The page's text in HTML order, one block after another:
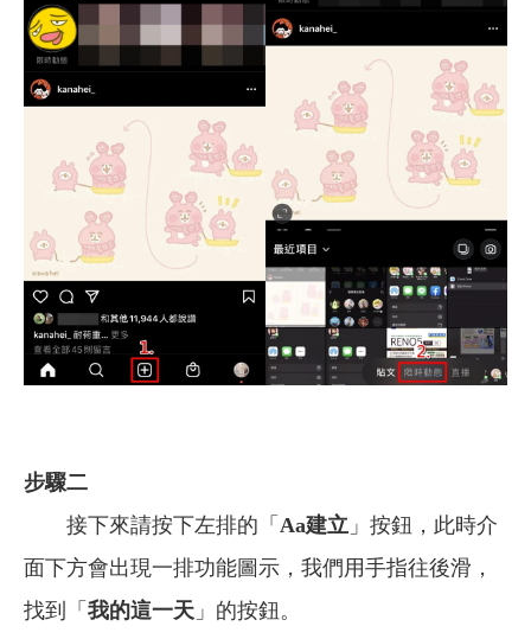
步驟二
接下來請按下左排的「 Aa建立 」按鈕，此時介
面下方會出現一排功能圖示，我們用手指往後滑，
找到「 我的這一天 」的按鈕。